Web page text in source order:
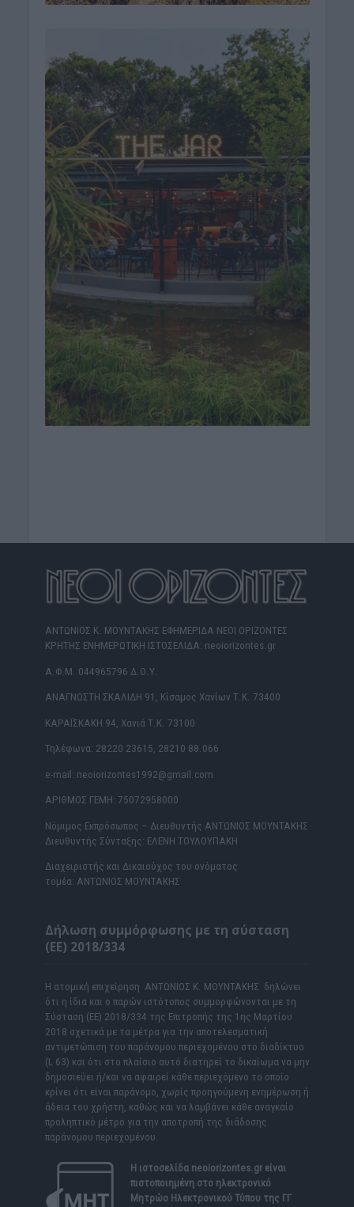
ΑΝΤΩΝΙΟΣ Κ. ΜΟΥΝΤΑΚΗΣ ΕΦΗΜΕΡΙΔΑ ΝΕΟΙ ΟΡΙΖΟΝΤΕΣ
ΚΡΗΤΗΣ ΕΝΗΜΕΡΩΤΙΚΗ ΙΣΤΟΣΕΛΙΔΑ: neoiorizontes.gr
Α.Φ.Μ. 044965796 Δ.Ο.Υ.
ΑΝΑΓΝΩΣΤΗ ΣΚΑΛΙΔΗ 91, Κίσαμος Χανίων Τ.Κ. 73400
ΚΑΡΑΪΣΚΑΚΗ 94, Χανιά Τ.Κ. 73100
Τηλέφωνα: 28220 23615, 28210 88.066
e-mail: neoiorizontes1992@gmail.com
ΑΡΙΘΜΟΣ ΓΕΜΗ: 75072958000
Νόμιμος Εκπρόσωπος – Διευθυντής ΑΝΤΩΝΙΟΣ ΜΟΥΝΤΑΚΗΣ
Διευθυντής Σύνταξης: ΕΛΕΝΗ ΤΟΥΛΟΥΠΑΚΗ
Διαχειριστής και Δικαιούχος του ονόματος
τομέα: ΑΝΤΩΝΙΟΣ ΜΟΥΝΤΑΚΗΣ
Δήλωση συμμόρφωσης με τη σύσταση
(ΕΕ) 2018/334
Η ατομική επιχείρηση ΑΝΤΩΝΙΟΣ Κ. ΜΟΥΝΤΑΚΗΣ δηλώνει
ότι η ίδια και ο παρών ιστότοπος συμμορφώνονται με τη
Σύσταση (ΕΕ) 2018/334 της Επιτροπής της 1ης Μαρτίου
2018 σχετικά με τα μέτρα για την αποτελεσματική
αντιμετώπιση του παράνομου περιεχομένου στο διαδίκτυο
(L 63) και ότι στο πλαίσιο αυτό διατηρεί το δικαίωμα να μην
δημοσιεύει ή/και να αφαιρεί κάθε περιεχόμενο το οποίο
κρίνει ότι είναι παράνομο, χωρίς προηγούμενη ενημέρωση ή
άδεια του χρήστη, καθώς και να λαμβάνει κάθε αναγκαίο
προληπτικό μέτρο για την αποτροπή της διάδοσης
παράνομου περιεχομένου.
Η ιστοσελίδα neoiorizontes.grείναι
πιστοποιημένη στο ηλεκτρονικό
Μητρώο Ηλεκτρονικού Τύπου της ΓΓ